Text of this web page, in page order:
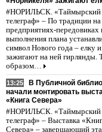
#НОРИЛЬСК. «Таймырский
телеграф» – По традиции на
предприятиях-передовиках
выполнения плана
символ Нового года – елку и
зажигают на ней гирлянды.
образом…
13:25
В Публичной
начали монтировать
«Книга Севера»
#НОРИЛЬСК. «Таймырский
телеграф» – Выставка
Севера» – завершающий